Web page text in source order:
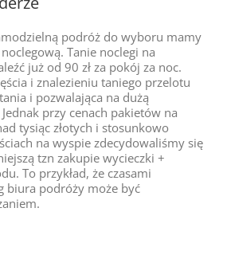
podróż do wyboru mamy
Tanie noclegi na
już od 90 zł za pokój za noc.
i znalezieniu taniego przelotu
i pozwalająca na dużą
przy cenach pakietów na
tysiąc złotych i stosunkowo
na wyspie zdecydowaliśmy się
tzn zakupie wycieczki +
To przykład, że czasami
biura podróży może być